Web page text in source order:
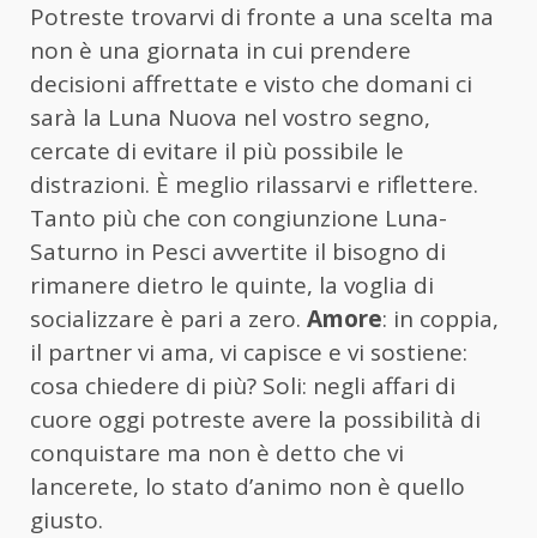
Potreste trovarvi di fronte a una scelta ma
non è una giornata in cui prendere
decisioni affrettate e visto che domani ci
sarà la Luna Nuova nel vostro segno,
cercate di evitare il più possibile le
distrazioni. È meglio rilassarvi e riflettere.
Tanto più che con congiunzione Luna-
Saturno in Pesci avvertite il bisogno di
rimanere dietro le quinte, la voglia di
socializzare è pari a zero. Amore: in coppia,
il partner vi ama, vi capisce e vi sostiene:
cosa chiedere di più? Soli: negli affari di
cuore oggi potreste avere la possibilità di
conquistare ma non è detto che vi
lancerete, lo stato d’animo non è quello
giusto.